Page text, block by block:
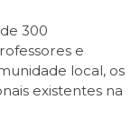
300
e
local, os
existentes na